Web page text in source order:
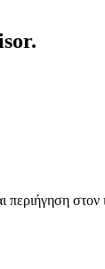
περιήγηση